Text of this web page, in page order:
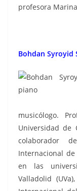
profesora
Bohdan Syroyid
musicólogo.
Universidad de
colaborador
Internacional de
en las
Valladolid